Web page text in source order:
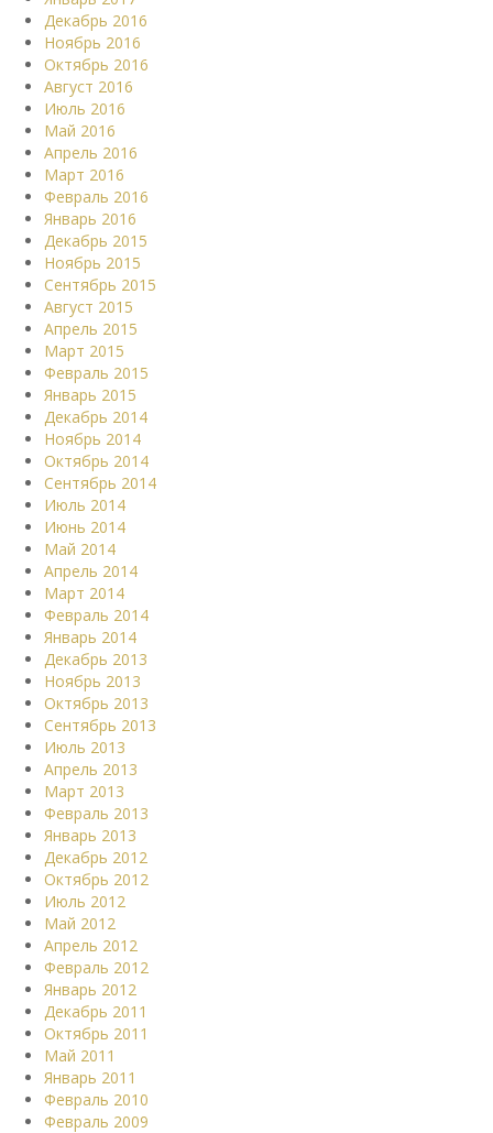
Декабрь 2016
Ноябрь 2016
Октябрь 2016
Август 2016
Июль 2016
Май 2016
Апрель 2016
Март 2016
Февраль 2016
Январь 2016
Декабрь 2015
Ноябрь 2015
Сентябрь 2015
Август 2015
Апрель 2015
Март 2015
Февраль 2015
Январь 2015
Декабрь 2014
Ноябрь 2014
Октябрь 2014
Сентябрь 2014
Июль 2014
Июнь 2014
Май 2014
Апрель 2014
Март 2014
Февраль 2014
Январь 2014
Декабрь 2013
Ноябрь 2013
Октябрь 2013
Сентябрь 2013
Июль 2013
Апрель 2013
Март 2013
Февраль 2013
Январь 2013
Декабрь 2012
Октябрь 2012
Июль 2012
Май 2012
Апрель 2012
Февраль 2012
Январь 2012
Декабрь 2011
Октябрь 2011
Май 2011
Январь 2011
Февраль 2010
Февраль 2009